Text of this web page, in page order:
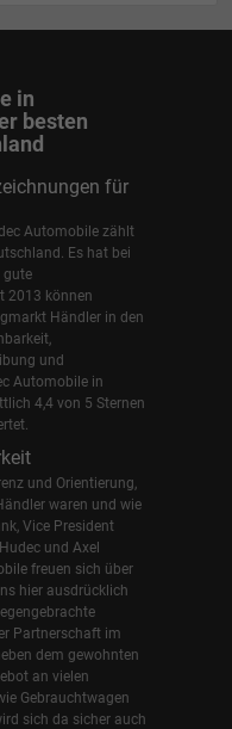
in
besten
für
Automobile zählt
Es hat bei
gute
2013 können
Händler in den
und
Automobile in
4,4 von 5 Sternen
und Orientierung,
waren und wie
Vice President
und Axel
freuen sich über
hier ausdrücklich
Partnerschaft im
dem gewohnten
an vielen
Gebrauchtwagen
sich da sicher auch